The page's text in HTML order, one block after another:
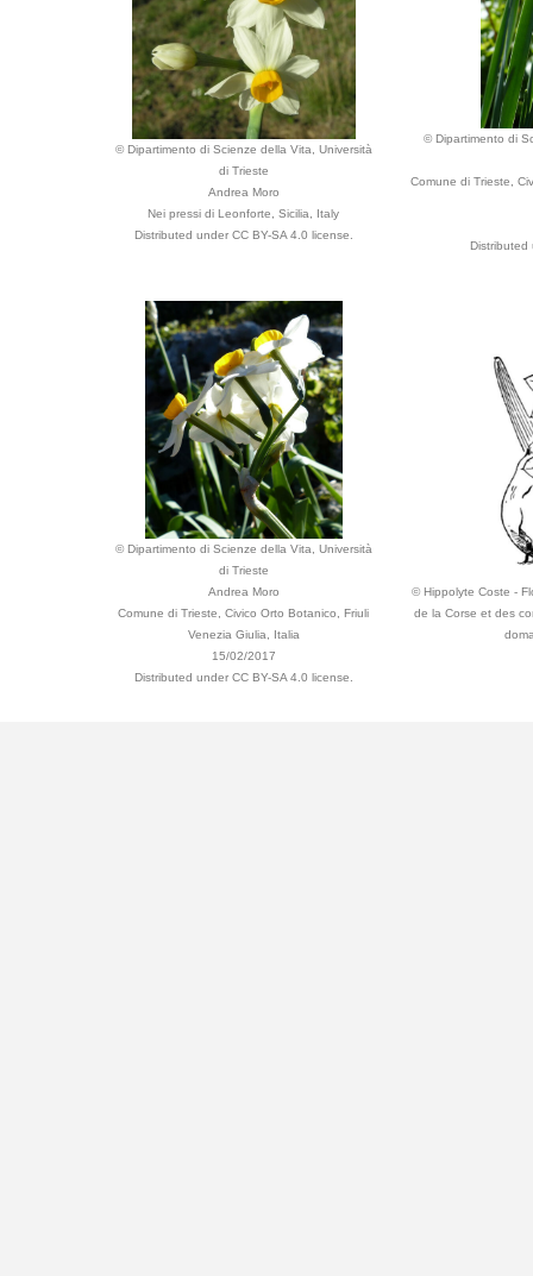
© Dipartimento di Scienze della Vita, Università
di Trieste
Andrea Moro
Nei pressi di Leonforte, Sicilia, Italy
Distributed under CC BY-SA 4.0 license.
© Dipartimento di
Comune di Trieste,
Distributed
© Dipartimento di Scienze della Vita, Università
di Trieste
Andrea Moro
Comune di Trieste, Civico Orto Botanico, Friuli
Venezia Giulia, Italia
15/02/2017
Distributed under CC BY-SA 4.0 license.
© Hippolyte Coste -
de la Corse et des